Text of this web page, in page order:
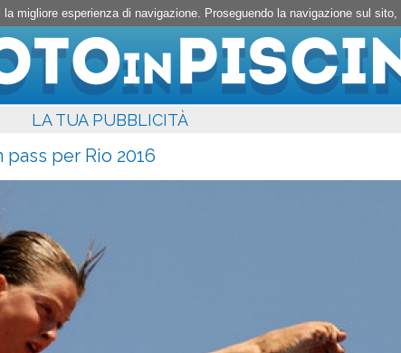
LA TUA PUBBLICITÀ
per Rio 2016
migliore esperienza di navigazione. Proseguendo la navigazione sul